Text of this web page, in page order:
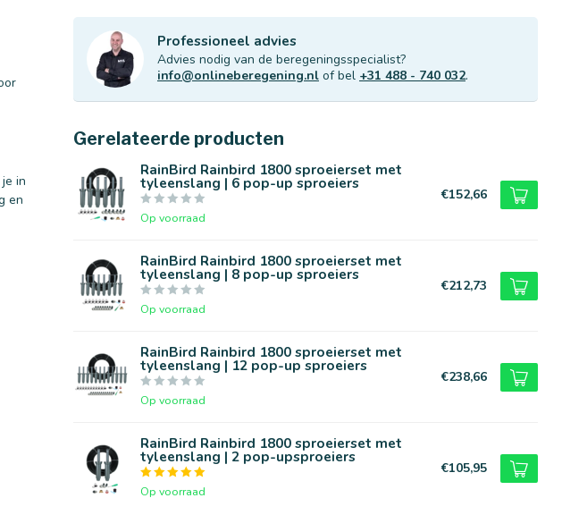
in
en
Professioneel advies
Advies nodig van de beregeningsspecialist?
info@onlineberegening.nl of bel +31 488 - 740 032.
Gerelateerde producten
RainBird Rainbird 1800 sproeierset met
tyleenslang | 6 pop-up sproeiers
Op voorraad
€152,66
RainBird Rainbird 1800 sproeierset met
tyleenslang | 8 pop-up sproeiers
Op voorraad
€212,73
RainBird Rainbird 1800 sproeierset met
tyleenslang | 12 pop-up sproeiers
Op voorraad
€238,66
RainBird Rainbird 1800 sproeierset met
tyleenslang | 2 pop-upsproeiers
Op voorraad
€105,95